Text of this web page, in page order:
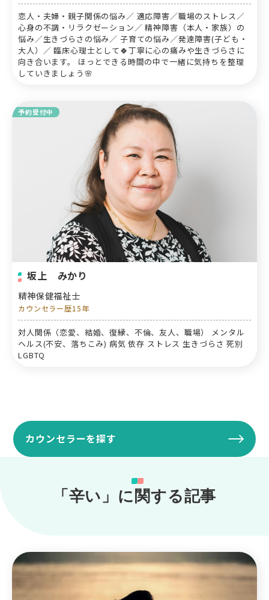
恋人・夫婦・親子関係の悩み／ 適応障害／職場のストレス／
心身の不調・リラクゼーション／ 精神障害（本人・家族）の
悩み／生きづらさの悩み／ 子育ての悩み／発達障害(子ども・
大人）／ 臨床心理士として🍀丁寧に心の痛みや生きづらさに
向き合います。 ほっとできる時間の中で一緒に気持ちを整理
していきましょう🌸
予約受付中
坂上 みかり
精神保健福祉士
カウンセラー歴15年
対人関係（恋愛、結婚、復縁、不倫、友人、職場） メンタル
ヘルス(不安、落ちこみ) 病気 依存 ストレス 生きづらさ 死別
LGBTQ
カウンセラーを探す
「辛い」に関する記事